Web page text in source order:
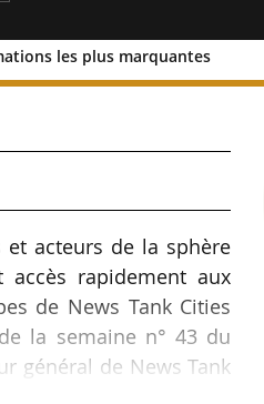
les plus marquantes
des
et acteurs de la sphère
accès rapidement aux
de News Tank Cities
la semaine n° 43 du
général de News Tank